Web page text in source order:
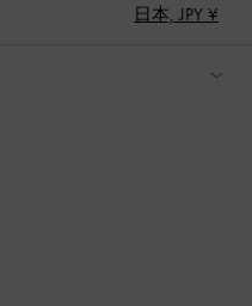
日本, JPY ¥